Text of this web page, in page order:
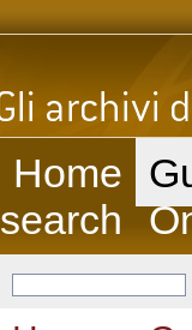
Home
search